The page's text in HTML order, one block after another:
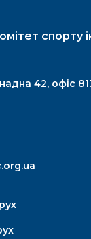
спорту
42, офіс